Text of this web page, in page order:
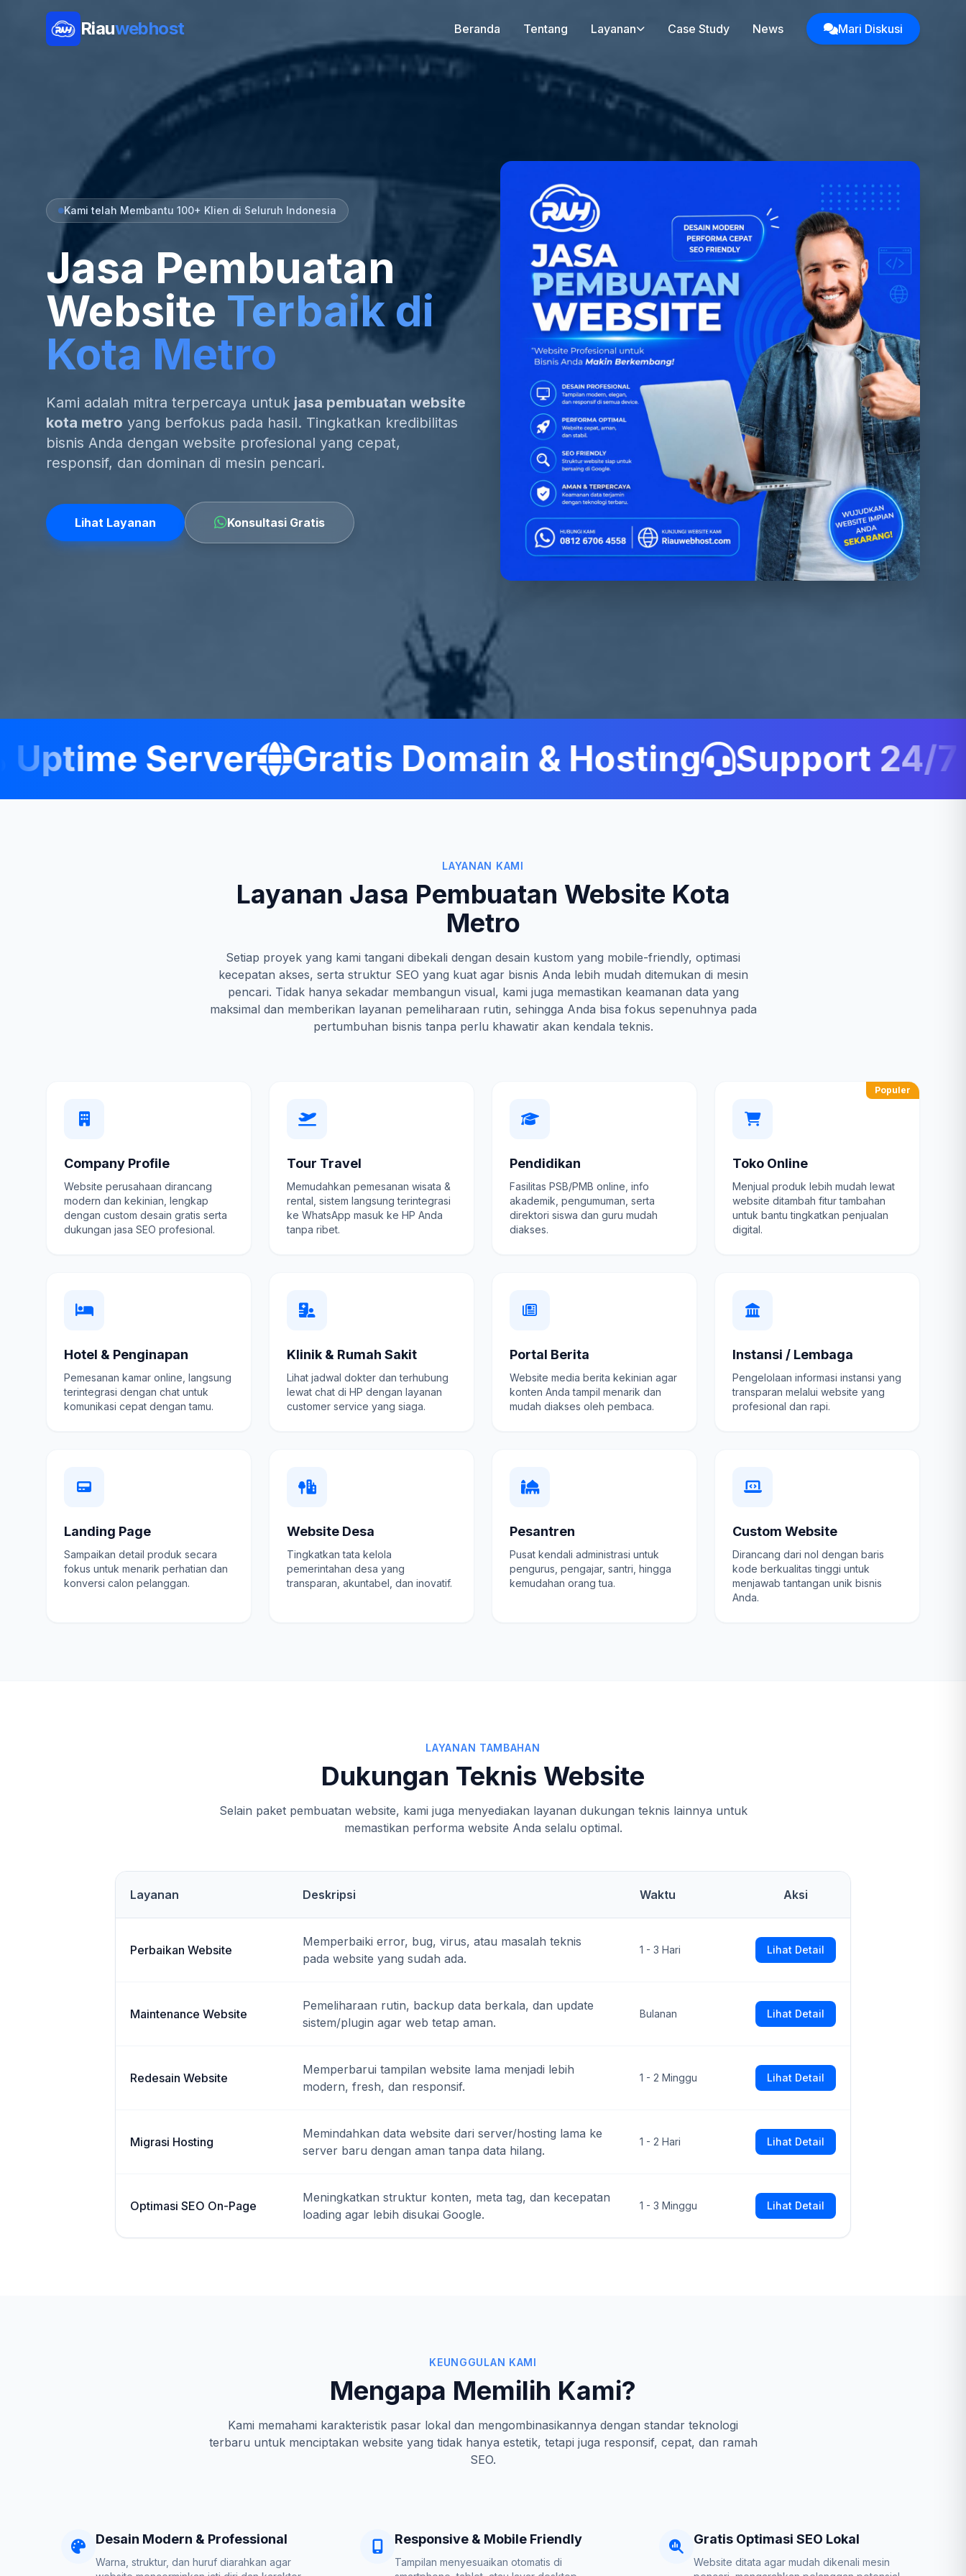
Riauwebhost Beranda Tentang Layanan Case Study News Mari Diskusi
Kami telah Membantu 100+ Klien di Seluruh Indonesia
Jasa Pembuatan
Website Terbaik di
Kota Metro
Kami adalah mitra terpercaya untuk jasa pembuatan website
kota metro yang berfokus pada hasil. Tingkatkan kredibilitas
bisnis Anda dengan website profesional yang cepat,
responsif, dan dominan di mesin pencari.
Lihat Layanan Konsultasi Gratis
Server Gratis Domain & Hosting Support 24/7
LAYANAN KAMI
Layanan Jasa Pembuatan Website Kota
Metro
Setiap proyek yang kami tangani dibekali dengan desain kustom yang mobile-friendly, optimasi
kecepatan akses, serta struktur SEO yang kuat agar bisnis Anda lebih mudah ditemukan di mesin
pencari. Tidak hanya sekadar membangun visual, kami juga memastikan keamanan data yang
maksimal dan memberikan layanan pemeliharaan rutin, sehingga Anda bisa fokus sepenuhnya pada
pertumbuhan bisnis tanpa perlu khawatir akan kendala teknis.
Company Profile
Website perusahaan dirancang
modern dan kekinian, lengkap
dengan custom desain gratis serta
dukungan jasa SEO profesional.
Tour Travel
Memudahkan pemesanan wisata &
rental, sistem langsung terintegrasi
ke WhatsApp masuk ke HP Anda
tanpa ribet.
Pendidikan
Fasilitas PSB/PMB online, info
akademik, pengumuman, serta
direktori siswa dan guru mudah
diakses.
Populer
Toko Online
Menjual produk lebih mudah lewat
website ditambah fitur tambahan
untuk bantu tingkatkan penjualan
digital.
Hotel & Penginapan
Pemesanan kamar online, langsung
terintegrasi dengan chat untuk
komunikasi cepat dengan tamu.
Klinik & Rumah Sakit
Lihat jadwal dokter dan terhubung
lewat chat di HP dengan layanan
customer service yang siaga.
Portal Berita
Website media berita kekinian agar
konten Anda tampil menarik dan
mudah diakses oleh pembaca.
Instansi / Lembaga
Pengelolaan informasi instansi yang
transparan melalui website yang
profesional dan rapi.
Landing Page
Sampaikan detail produk secara
fokus untuk menarik perhatian dan
konversi calon pelanggan.
Website Desa
Tingkatkan tata kelola
pemerintahan desa yang
transparan, akuntabel, dan inovatif.
Pesantren
Pusat kendali administrasi untuk
pengurus, pengajar, santri, hingga
kemudahan orang tua.
Custom Website
Dirancang dari nol dengan baris
kode berkualitas tinggi untuk
menjawab tantangan unik bisnis
Anda.
LAYANAN TAMBAHAN
Dukungan Teknis Website
Selain paket pembuatan website, kami juga menyediakan layanan dukungan teknis lainnya untuk
memastikan performa website Anda selalu optimal.
Layanan Deskripsi Waktu Aksi
Perbaikan Website
Memperbaiki error, bug, virus, atau masalah teknis
pada website yang sudah ada.
1 - 3 Hari Lihat Detail
Maintenance Website
Pemeliharaan rutin, backup data berkala, dan update
sistem/plugin agar web tetap aman.
Bulanan Lihat Detail
Redesain Website
Memperbarui tampilan website lama menjadi lebih
modern, fresh, dan responsif.
1 - 2 Minggu Lihat Detail
Migrasi Hosting
Memindahkan data website dari server/hosting lama ke
server baru dengan aman tanpa data hilang.
1 - 2 Hari Lihat Detail
Optimasi SEO On-Page
Meningkatkan struktur konten, meta tag, dan kecepatan
loading agar lebih disukai Google.
1 - 3 Minggu Lihat Detail
KEUNGGULAN KAMI
Mengapa Memilih Kami?
Kami memahami karakteristik pasar lokal dan mengombinasikannya dengan standar teknologi
terbaru untuk menciptakan website yang tidak hanya estetik, tetapi juga responsif, cepat, dan ramah
SEO.
Desain Modern & Professional
Warna, struktur, dan huruf diarahkan agar
Responsive & Mobile Friendly
Tampilan menyesuaikan otomatis di
Gratis Optimasi SEO Lokal
Website ditata agar mudah dikenali mesin